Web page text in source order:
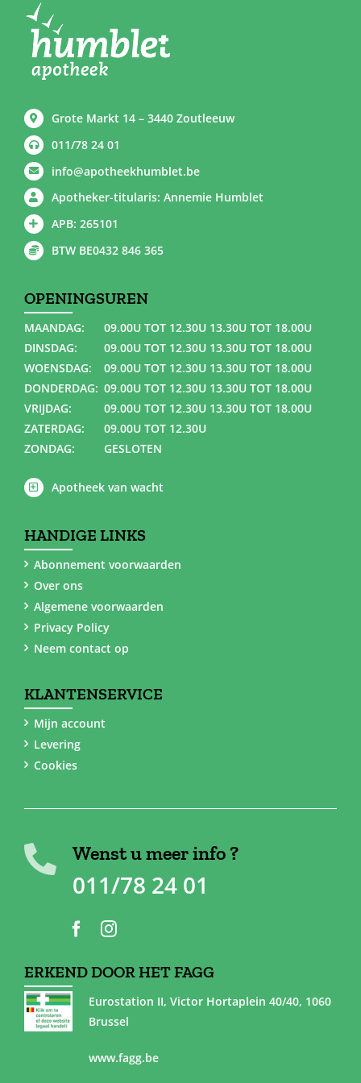
Grote Markt 14 – 3440 Zoutleeuw
011/78 24 01
info@apotheekhumblet.be
Apotheker-titularis: Annemie Humblet
APB: 265101
BTW BE0432 846 365
OPENINGSUREN
MAANDAG:
09.00U TOT 12.30U 13.30U TOT 18.00U
DINSDAG:
09.00U TOT 12.30U 13.30U TOT 18.00U
WOENSDAG:
09.00U TOT 12.30U 13.30U TOT 18.00U
DONDERDAG: 09.00U TOT 12.30U 13.30U TOT 18.00U
VRIJDAG:
09.00U TOT 12.30U 13.30U TOT 18.00U
ZATERDAG:
09.00U TOT 12.30U
ZONDAG:
GESLOTEN
Apotheek van wacht
HANDIGE LINKS
Abonnement voorwaarden
Over ons
Algemene voorwaarden
Privacy Policy
Neem contact op
KLANTENSERVICE
Mijn account
Levering
Cookies
Wenst u meer info ?
011/78 24 01
ERKEND DOOR HET FAGG
Eurostation II, Victor Hortaplein 40/40, 1060
Brussel
www.fagg.be